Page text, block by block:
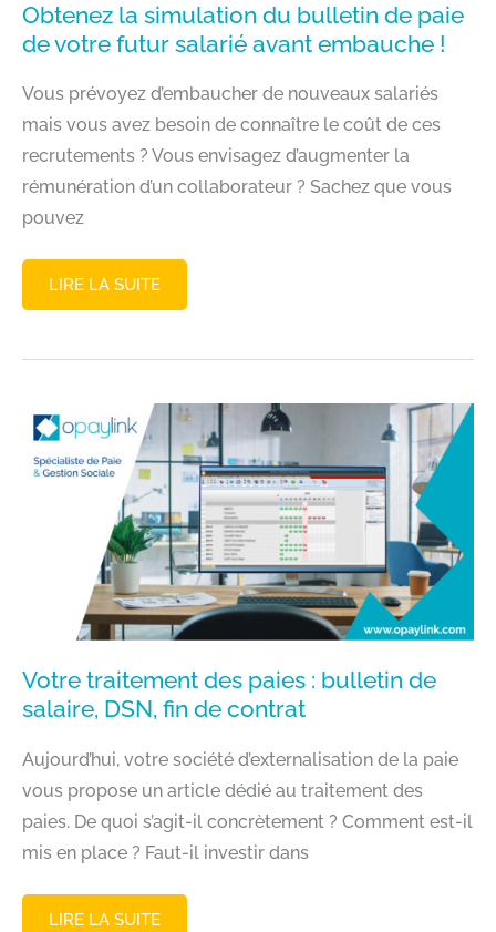
Obtenez la simulation du bulletin de paie
de votre futur salarié avant embauche !
Vous prévoyez d’embaucher de nouveaux salariés
mais vous avez besoin de connaître le coût de ces
recrutements ? Vous envisagez d’augmenter la
rémunération d’un collaborateur ? Sachez que vous
pouvez
OBTENEZ
LA
DU
PAIE
DE
VOTRE
SALARIÉ
EMBAUCHE
LIRE LA SUITE
Votre traitement des paies : bulletin de
salaire, DSN, fin de contrat
Aujourd’hui, votre société d’externalisation de la paie
vous propose un article dédié au traitement des
paies. De quoi s’agit-il concrètement ? Comment est-il
mis en place ? Faut-il investir dans
VOTRE
LIRE LA SUITE